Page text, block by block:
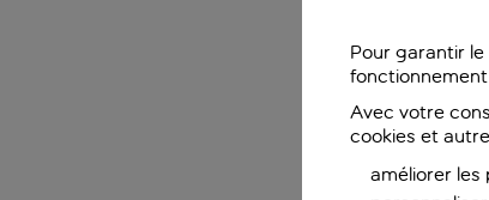
Pour garantir
Avec votre
cookies et
améliorer les